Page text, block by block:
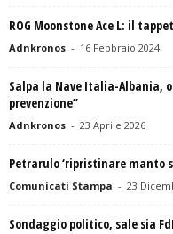
ROG Moonstone Ace L: il
Adnkronos - 16 Febbraio 2024
Salpa la Nave Italia-Albania,
prevenzione”
Adnkronos - 23 Aprile 2026
Petrarulo ‘ripristinare manto
Comunicati Stampa - 23
Sondaggio politico, sale sia